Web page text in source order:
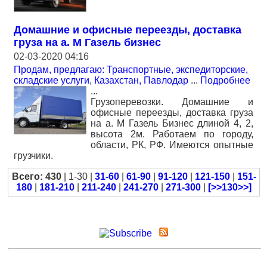
Домашние и офисные переезды, доставка
груза на а. М Газель бизнес
02-03-2020 04:16
Продам, предлагаю: Транспортные, экспедиторские,
складские услуги, Казахстан, Павлодар ... Подробнее
...
Грузоперевозки. Домашние и
офисные переезды, доставка груза
на а. М Газель Бизнес длиной 4, 2,
высота 2м. Работаем по городу,
области, РК, РФ. Имеются опытные
грузчики.
Всего: 430| 1-30 | 31-60| 61-90| 91-120| 121-150| 151-
180
181-210 211-240 241-270 271-300 [>>130>>]